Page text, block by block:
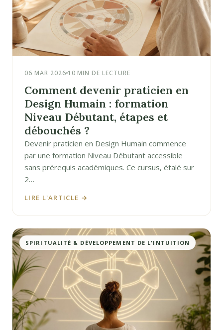
06 MAR 2026 10 MIN DE LECTURE
Comment devenir praticien en
Design Humain : formation
Niveau Débutant, étapes et
débouchés ?
Devenir praticien en Design Humain commence
par une formation Niveau Débutant accessible
sans prérequis académiques. Ce cursus, étalé sur
2…
LIRE L'ARTICLE →
SPIRITUALITÉ & DÉVELOPPEMENT DE L'INTUITION